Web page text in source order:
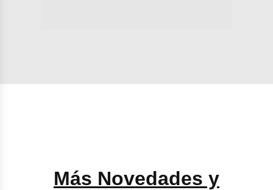
Más Novedades y